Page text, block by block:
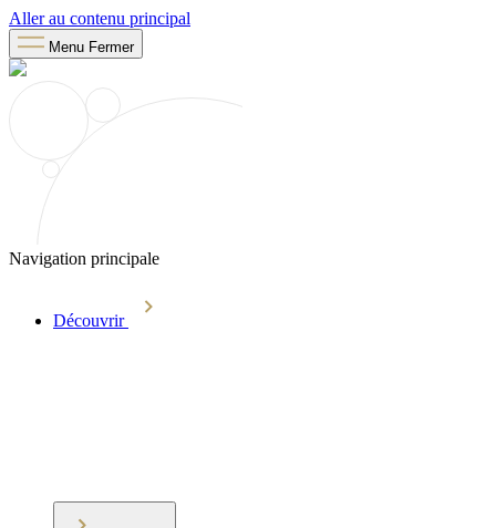
Aller au contenu principal
Menu Fermer
Navigation principale
Découvrir